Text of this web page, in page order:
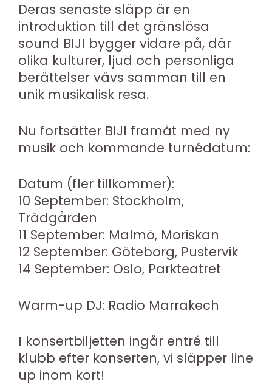
Deras senaste släpp är en
introduktion till det gränslösa
sound BIJI bygger vidare på, där
olika kulturer, ljud och personliga
berättelser vävs samman till en
unik musikalisk resa.
Nu fortsätter BIJI framåt med ny
musik och kommande turnédatum:
Datum (fler tillkommer):
10 September: Stockholm,
Trädgården
11 September: Malmö, Moriskan
12 September: Göteborg, Pustervik
14 September: Oslo, Parkteatret
Warm-up DJ: Radio Marrakech
I konsertbiljetten ingår entré till
klubb efter konserten, vi släpper line
up inom kort!